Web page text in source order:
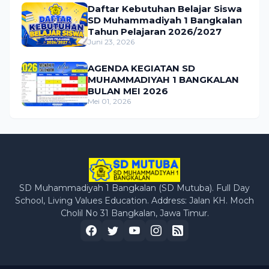
Daftar Kebutuhan Belajar Siswa
SD Muhammadiyah 1 Bangkalan
Tahun Pelajaran 2026/2027
Juni 23, 2026
AGENDA KEGIATAN SD
MUHAMMADIYAH 1 BANGKALAN
BULAN MEI 2026
Mei 01, 2026
SD Muhammadiyah 1 Bangkalan (SD Mutuba). Full Day
School, Living Values Education. Address: Jalan KH. Moch
Cholil No 31 Bangkalan, Jawa Timur.